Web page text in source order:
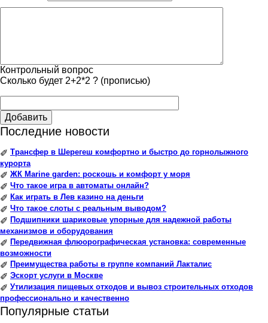
Контрольный вопрос
Сколько будет 2+2*2 ? (прописью)
Добавить
Последние новости
✐ Трансфер в Шерегеш комфортно и быстро до горнолыжного
курорта
✐ ЖК Marine garden: роскошь и комфорт у моря
✐ Что такое игра в автоматы онлайн?
✐ Как играть в Лев казино на деньги
✐ Что такое слоты с реальным выводом?
✐ Подшипники шариковые упорные для надежной работы
механизмов и оборудования
✐ Передвижная флюорографическая установка: современные
возможности
✐ Преимущества работы в группе компаний Лакталис
✐ Эскорт услуги в Москве
✐ Утилизация пищевых отходов и вывоз строительных отходов
профессионально и качественно
Популярные статьи